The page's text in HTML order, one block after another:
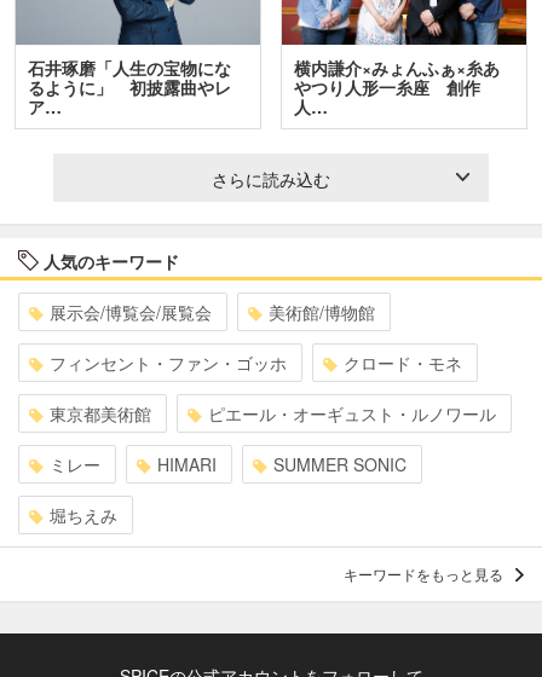
石井琢磨「人生の宝物にな
るように」 初披露曲やレ
ア…
横内謙介×みょんふぁ×糸あ
やつり人形一糸座 創作
人…
さらに読み込む
人気のキーワード
展示会/博覧会/展覧会 美術館/博物館
フィンセント・ファン・ゴッホ クロード・モネ
東京都美術館 ピエール・オーギュスト・ルノワール
ミレー HIMARI SUMMER SONIC
堀ちえみ
キーワードをもっと見る